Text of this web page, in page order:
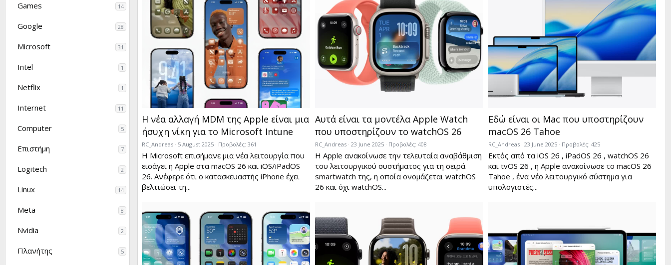
Games 14
Google 28
Microsoft 31
Intel 1
Netflix 1
Internet 11
Computer 5
Επιστήμη 7
Logitech 2
Linux 14
Meta 8
Nvidia 2
Πλανήτης 5
Η νέα αλλαγή MDM της Apple είναι μια
ήσυχη νίκη για το Microsoft Intune
RC_Andreas 5 August 2025 Προβολές: 361
Η Microsoft επισήμανε μια νέα λειτουργία που
εισάγει η Apple στα macOS 26 και iOS/iPadOS
26. Ανέφερε ότι ο κατασκευαστής iPhone έχει
βελτιώσει τη...
Αυτά είναι τα μοντέλα Apple Watch
που υποστηρίζουν το watchOS 26
RC_Andreas 23 June 2025 Προβολές: 408
Η Apple ανακοίνωσε την τελευταία αναβάθμιση
του λειτουργικού συστήματος για τη σειρά
smartwatch της, η οποία ονομάζεται watchOS
26 και όχι watchOS...
Εδώ είναι οι Mac που υποστηρίζουν
macOS 26 Tahoe
RC_Andreas 23 June 2025 Προβολές: 425
Εκτός από τα iOS 26 , iPadOS 26 , watchOS 26
και tvOS 26 , η Apple ανακοίνωσε το macOS 26
Tahoe , ένα νέο λειτουργικό σύστημα για
υπολογιστές...